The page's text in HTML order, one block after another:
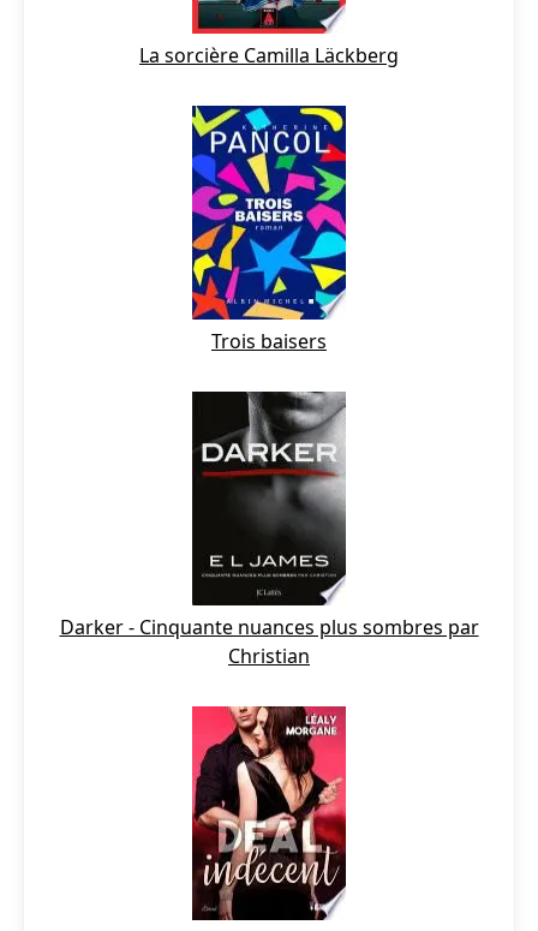
La sorcière Camilla Läckberg
Trois baisers
Darker - Cinquante nuances plus sombres par
Christian